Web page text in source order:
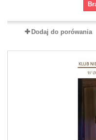
Dodaj do porówania